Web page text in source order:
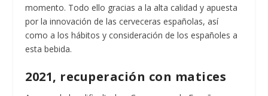
momento. Todo ello gracias a la alta calidad y apuesta
por la innovación de las cerveceras españolas, así
como a los hábitos y consideración de los españoles a
esta bebida.
2021, recuperación con matices